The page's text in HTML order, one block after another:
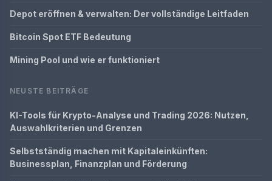
Depot eröffnen & verwalten: Der vollständige Leitfaden
Bitcoin Spot ETF Bedeutung
Mining Pool und wie er funktioniert
NEUSTE BEITRÄGE
KI-Tools für Krypto-Analyse und Trading 2026: Nutzen,
Auswahlkriterien und Grenzen
Selbstständig machen mit Kapitaleinkünften:
Businessplan, Finanzplan und Förderung